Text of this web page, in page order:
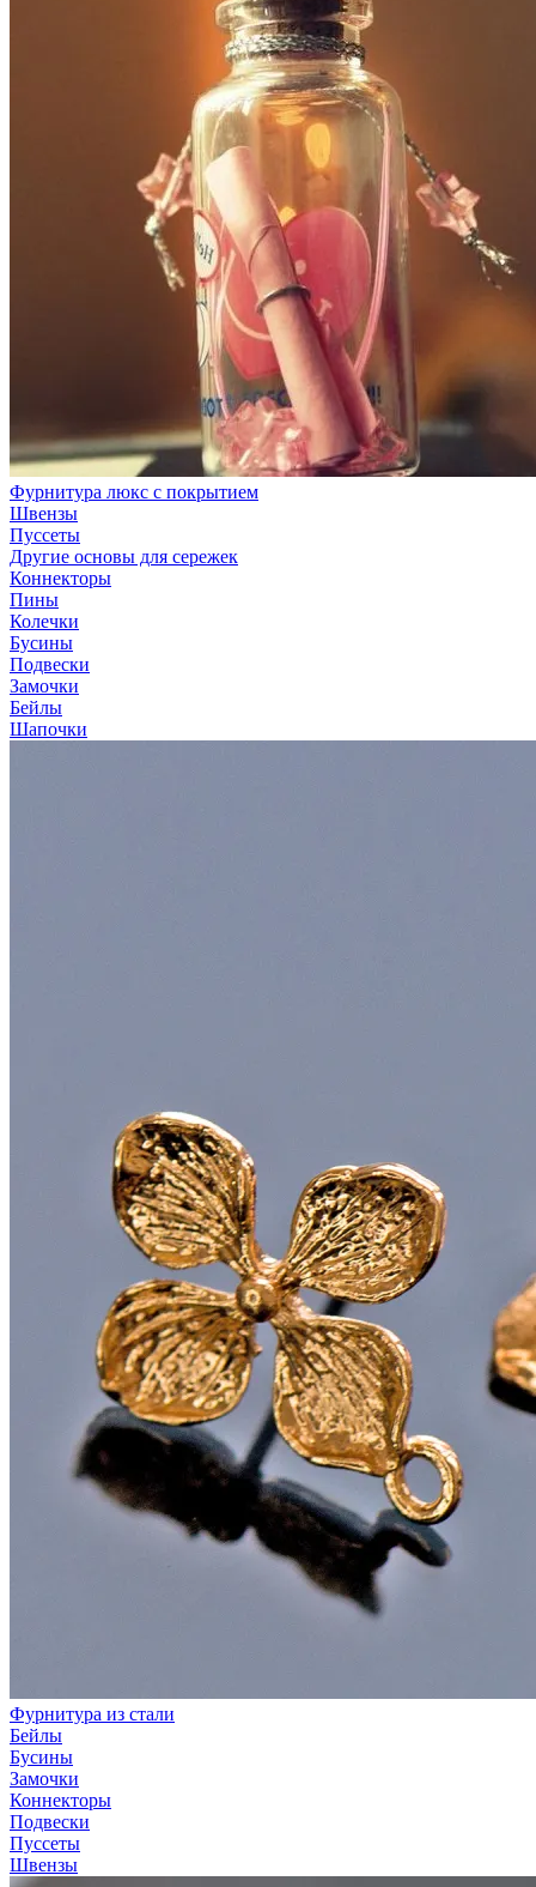
Фурнитура люкс с покрытием
Швензы
Пуссеты
Другие основы для сережек
Коннекторы
Пины
Колечки
Бусины
Подвески
Замочки
Бейлы
Шапочки
Фурнитура из стали
Бейлы
Бусины
Замочки
Коннекторы
Подвески
Пуссеты
Швензы